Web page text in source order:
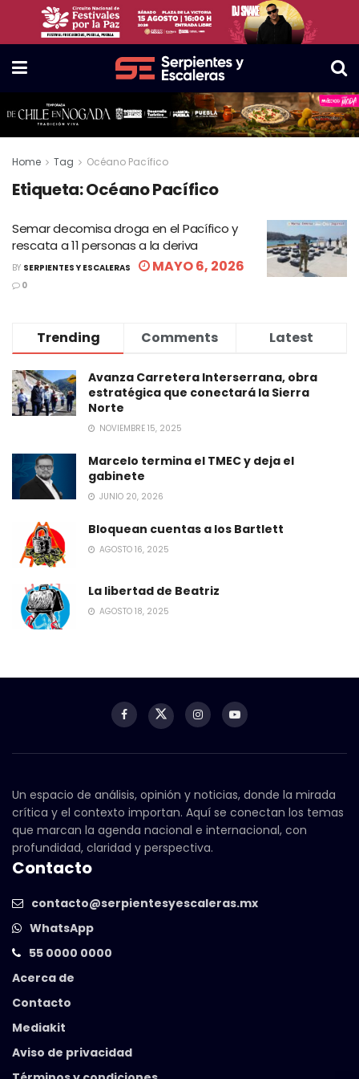
Home Tag Océano Pacífico
Etiqueta:Océano Pacífico
Semar decomisa droga en el Pacífico y
rescata a 11 personas a la deriva
BY SERPIENTES Y ESCALERAS MAYO 6, 2026
0
Trending Comments Latest
Avanza Carretera Interserrana, obra
estratégica que conectará la Sierra
Norte
NOVIEMBRE 15, 2025
Marcelo termina el TMEC y deja el
gabinete
JUNIO 20, 2026
Bloquean cuentas a los Bartlett
AGOSTO 16, 2025
La libertad de Beatriz
AGOSTO 18, 2025
Un espacio de análisis, opinión y noticias, donde la mirada
crítica y el contexto importan. Aquí se conectan los temas
que marcan la agenda nacional e internacional, con
profundidad, claridad y perspectiva.
Contacto
contacto@serpientesyescaleras.mx
WhatsApp
55 0000 0000
Acerca de
Contacto
Mediakit
Aviso de privacidad